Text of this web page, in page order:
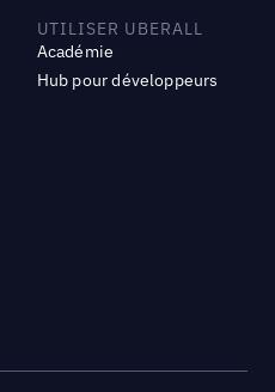
UTILISER UBERALL
Académie
Hub pour développeurs